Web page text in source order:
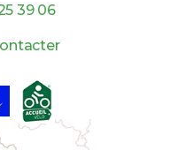
39 06